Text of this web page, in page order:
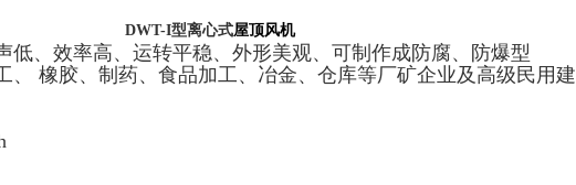
DWT-I型离心式屋顶风机
低、效率高、运转平稳、外形美观、可制作成防腐、防爆型
、 橡胶、制药、食品加工、冶金、仓库等厂矿企业及高级民用建
h